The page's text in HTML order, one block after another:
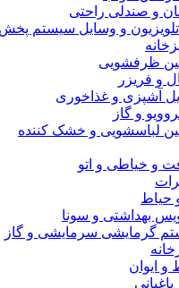
و صندلی راحتی
و وسایل سیستم پخش
ظرفشویی
و فریزر
آشپزی و غذاخوری
و گاز
لباسشویی و خشک کننده
و خیاطی و اتو
حیاط
بهداشتی و سونا
گرمایشی سرمایشی و گاز
و ایوان
باغبانی